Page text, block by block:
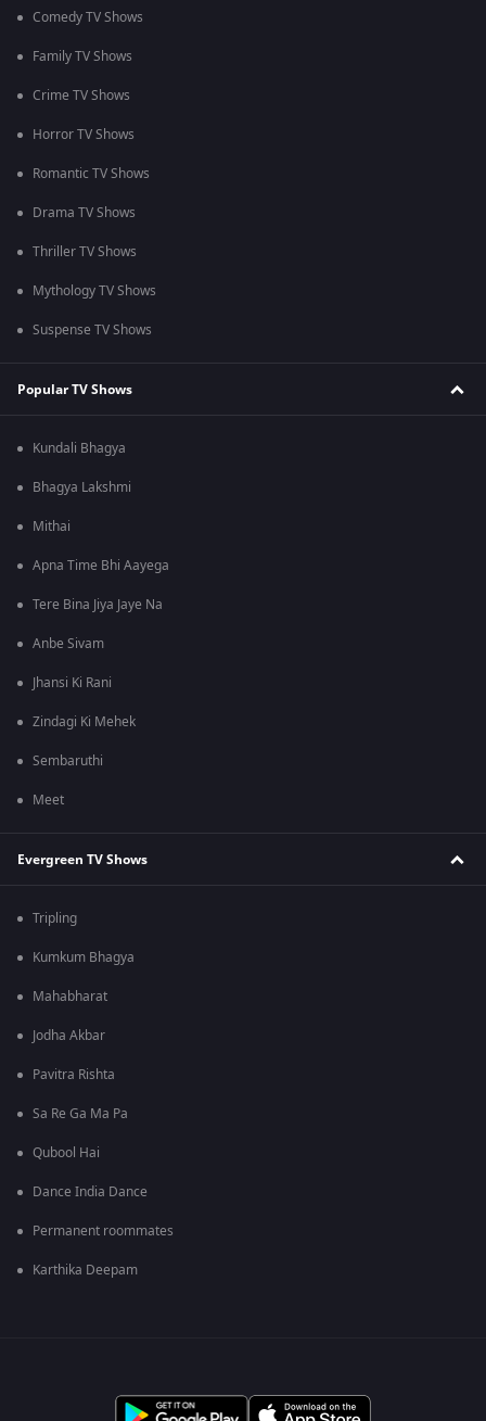
Comedy TV Shows
Family TV Shows
Crime TV Shows
Horror TV Shows
Romantic TV Shows
Drama TV Shows
Thriller TV Shows
Mythology TV Shows
Suspense TV Shows
Popular TV Shows
Kundali Bhagya
Bhagya Lakshmi
Mithai
Apna Time Bhi Aayega
Tere Bina Jiya Jaye Na
Anbe Sivam
Jhansi Ki Rani
Zindagi Ki Mehek
Sembaruthi
Meet
Evergreen TV Shows
Tripling
Kumkum Bhagya
Mahabharat
Jodha Akbar
Pavitra Rishta
Sa Re Ga Ma Pa
Qubool Hai
Dance India Dance
Permanent roommates
Karthika Deepam